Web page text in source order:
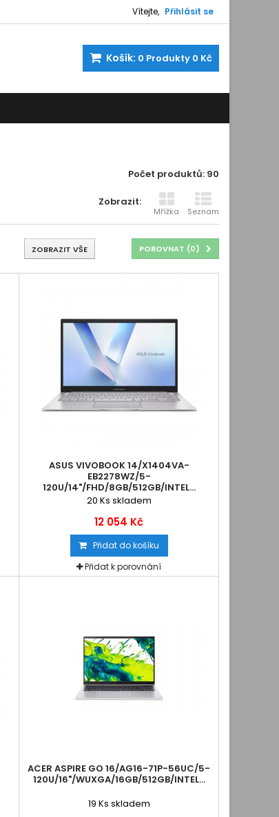
Vítejte, Přihlásit se
Košík: 0 Produkty 0 Kč
Počet produktů: 90
Zobrazit:
Mřížka Seznam
POROVNAT (0)
ZOBRAZIT VŠE
ASUS VIVOBOOK 14/X1404VA-
EB2278WZ/5-
120U/14"/FHD/8GB/512GB/INTEL...
20 Ks skladem
12 054 Kč
Přidat do košíku
Přidat k porovnání
ACER ASPIRE GO 16/AG16-71P-56UC/5-
120U/16"/WUXGA/16GB/512GB/INTEL...
19 Ks skladem